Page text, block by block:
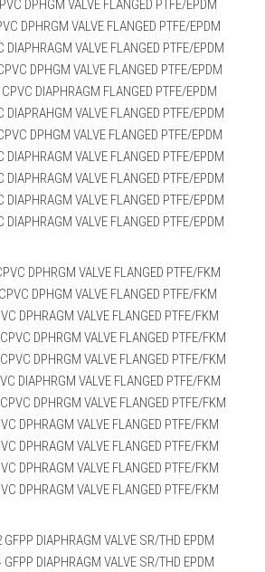
DPHGM VALVE FLANGED PTFE/EPDM
DPHRGM VALVE FLANGED PTFE/EPDM
DIAPHRAGM VALVE FLANGED PTFE/EPDM
DPHGM VALVE FLANGED PTFE/EPDM
DIAPHRAGM FLANGED PTFE/EPDM
DIAPRAHGM VALVE FLANGED PTFE/EPDM
DPHGM VALVE FLANGED PTFE/EPDM
DIAPHRAGM VALVE FLANGED PTFE/EPDM
DIAPHRAGM VALVE FLANGED PTFE/EPDM
DIAPHRAGM VALVE FLANGED PTFE/EPDM
DIAPHRAGM VALVE FLANGED PTFE/EPDM
DPHRGM VALVE FLANGED PTFE/FKM
DPHGM VALVE FLANGED PTFE/FKM
DPHRAGM VALVE FLANGED PTFE/FKM
DPHRGM VALVE FLANGED PTFE/FKM
DPHRGM VALVE FLANGED PTFE/FKM
DIAPHRGM VALVE FLANGED PTFE/FKM
DPHRGM VALVE FLANGED PTFE/FKM
DPHRAGM VALVE FLANGED PTFE/FKM
DPHRAGM VALVE FLANGED PTFE/FKM
DPHRAGM VALVE FLANGED PTFE/FKM
DPHRAGM VALVE FLANGED PTFE/FKM
DIAPHRAGM VALVE SR/THD EPDM
DIAPHRAGM VALVE SR/THD EPDM